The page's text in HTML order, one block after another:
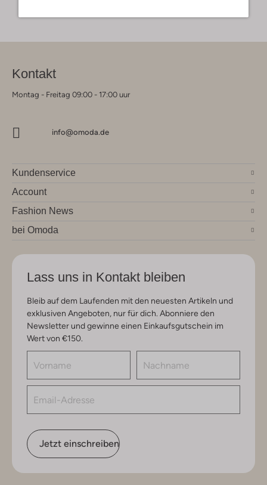
Kontakt
Montag - Freitag 09:00 - 17:00 uur
info@omoda.de
Kundenservice
Account
Fashion News
bei Omoda
Lass uns in Kontakt bleiben
Bleib auf dem Laufenden mit den neuesten Artikeln und
exklusiven Angeboten, nur für dich. Abonniere den
Newsletter und gewinne einen Einkaufsgutschein im
Wert von €150.
Jetzt einschreiben